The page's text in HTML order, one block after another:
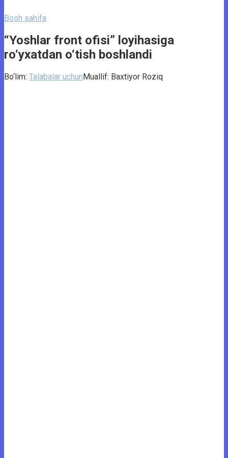
Bosh sahifa
“Yoshlar front ofisi” loyihasiga
ro‘yxatdan o‘tish boshlandi
Bo‘lim: Talabalar uchunMuallif: Baxtiyor Roziq